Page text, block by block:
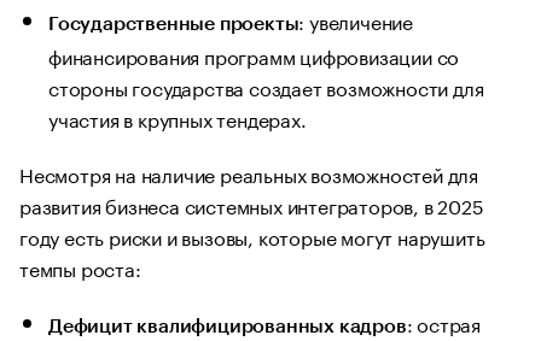
Государственные проекты: увеличение
финансирования программ цифровизации со
стороны государства создает возможности для
участия в крупных тендерах.
Несмотря на наличие реальных возможностей для
развития бизнеса системных интеграторов, в 2025
году есть риски и вызовы, которые могут нарушить
темпы роста:
Дефицит квалифицированных кадров: острая